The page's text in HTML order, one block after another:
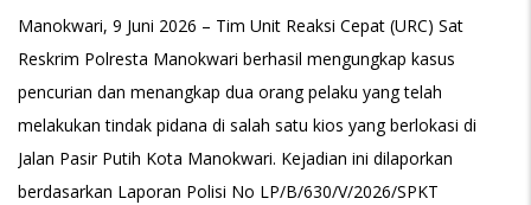
Manokwari, 9 Juni 2026 – Tim Unit Reaksi Cepat (URC) Sat
Reskrim Polresta Manokwari berhasil mengungkap kasus
pencurian dan menangkap dua orang pelaku yang telah
melakukan tindak pidana di salah satu kios yang berlokasi di
Jalan Pasir Putih Kota Manokwari. Kejadian ini dilaporkan
berdasarkan Laporan Polisi No LP/B/630/V/2026/SPKT